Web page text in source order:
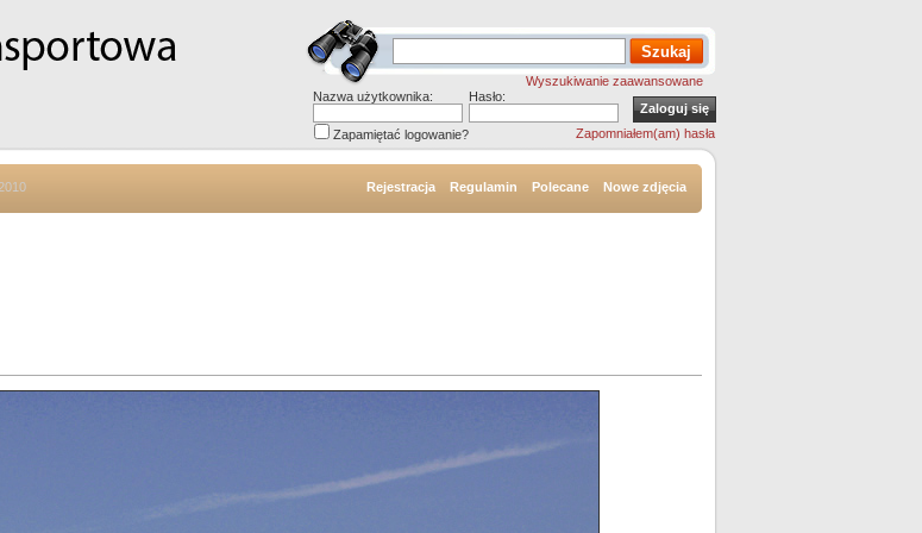
Wyszukiwanie zaawansowane
Nazwa użytkownika:
Hasło:
Zapamiętać logowanie? Zapomniałem(am) hasła
Rejestracja Regulamin Polecane Nowe zdjęcia